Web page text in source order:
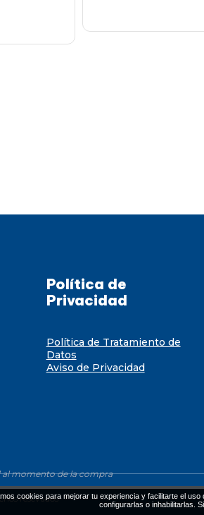
al momento de la compra
Política de
Privacidad
Política de Tratamiento de
Datos
Aviso de Privacidad
resevados
cookies para mejorar tu experiencia y facilitarte el
configurarlas o inhabilitarlas.